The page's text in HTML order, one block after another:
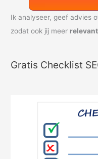
r
:
Ik analyseer, geef advies
zodat ook jij meer
Gratis Checklist